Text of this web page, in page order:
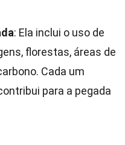
: Ela inclui o uso de
florestas, áreas de
Cada um
para a pegada